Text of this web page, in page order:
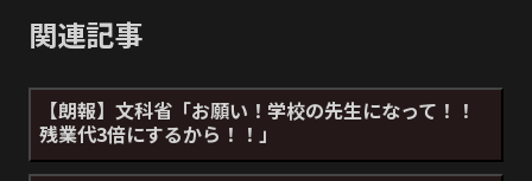
関連記事
【朗報】文科省「お願い！学校の先生になって！！
残業代3倍にするから！！」